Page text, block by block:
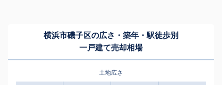
横浜市磯子区の広さ・築年・駅徒歩別
一戸建て売却相場
土地広さ